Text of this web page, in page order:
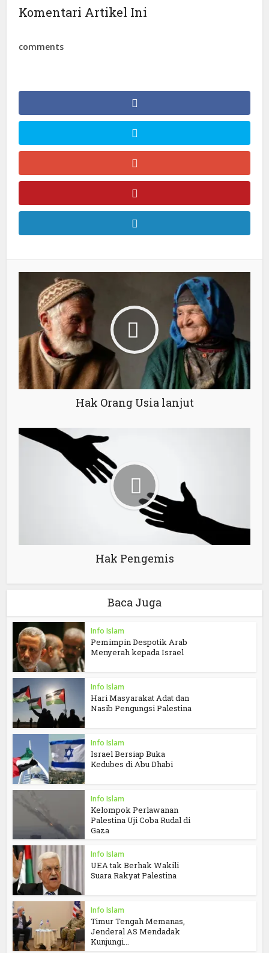
Komentari Artikel Ini
comments
Hak Orang Usia lanjut
Hak Pengemis
Baca Juga
Info Islam
Pemimpin Despotik Arab
Menyerah kepada Israel
Info Islam
Hari Masyarakat Adat dan
Nasib Pengungsi Palestina
Info Islam
Israel Bersiap Buka
Kedubes di Abu Dhabi
Info Islam
Kelompok Perlawanan
Palestina Uji Coba Rudal di
Gaza
Info Islam
UEA tak Berhak Wakili
Suara Rakyat Palestina
Info Islam
Timur Tengah Memanas,
Jenderal AS Mendadak
Kunjungi...